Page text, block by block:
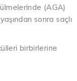
(AGA)
sonra saçlı
birbirlerine